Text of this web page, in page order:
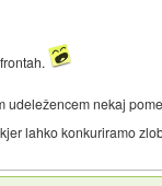
udeležencem nekaj
lahko konkuriramo